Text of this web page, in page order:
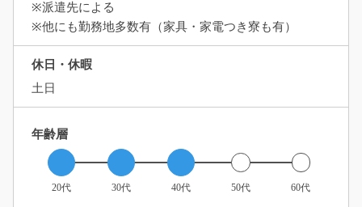
※派遣先による
※他にも勤務地多数有（家具・家電つき寮も有）
休日・休暇
土日
年齢層
20代 30代 40代 50代 60代